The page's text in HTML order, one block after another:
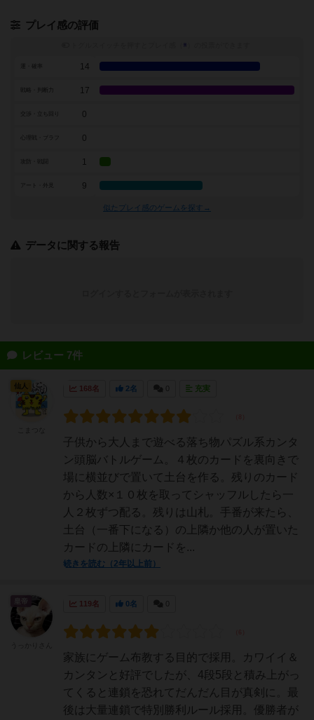
プレイ感の評価
※
14
17
交渉・立ち回り 0
0
1
アート・外見 9
似たプレイ感のゲームを探す→
データに関する報告
レビュー 7件
168名 2名 充実
子供から大人まで遊べる落ち物パズル系カンタ
ン頭脳バトルゲーム。４枚のカードを裏向きで
場に横並びで置いて土台を作る。残りのカード
から人数×１０枚を取ってシャッフルしたら一
人２枚ずつ配る。残りは山札。手番が来たら、
土台（一番下になる）の上隣か他の人が置いた
カードの上隣にカードを...
続きを読む（2年以上前）
仙人
119名 0名
家族にゲーム布教する目的で採用。カワイイ＆
カンタンと好評でしたが、4段5段と積み上がっ
てくると連鎖を恐れてだんだん目が真剣に。最
後は大量連鎖で特別勝利ルール採用。優勝者が
皇帝